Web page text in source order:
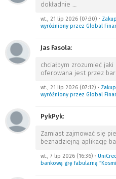
dokładnie …
wt., 21 lip 2026 (07:30) •
wyróżniony przez Global
Jas Fasola:
chciałbym zrozumieć
oferowana jest przez
wt., 21 lip 2026 (07:12) •
wyróżniony przez Global
PykPyk:
Zamiast zajmować się
beznadziejną aplikację
wt., 7 lip 2026 (16:36) •
bankową grę fabularną